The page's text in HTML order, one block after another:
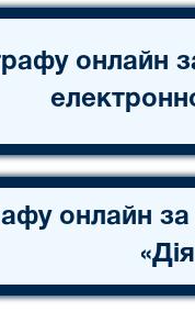
онлайн
онлайн